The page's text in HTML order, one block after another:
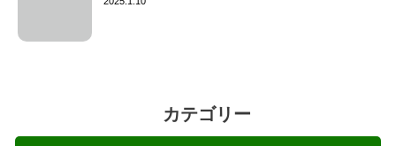
カテゴリー